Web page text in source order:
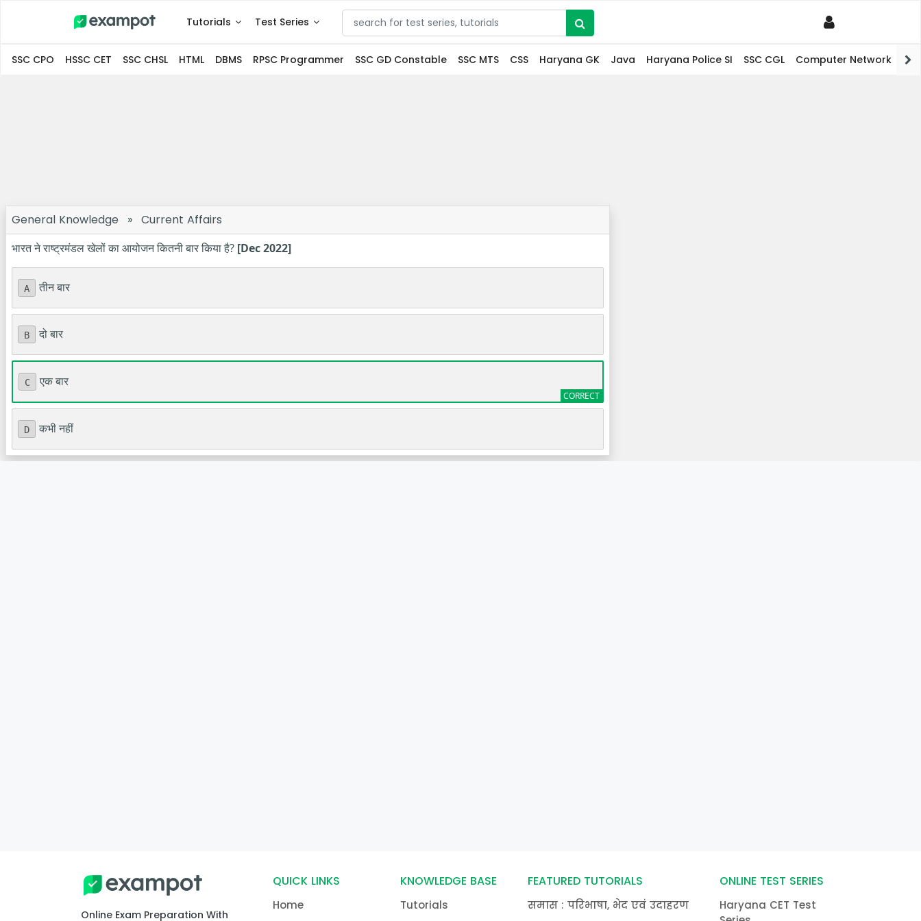
Tutorials Test Series
SSC CPO HSSC CET SSC CHSL HTML DBMS RPSC Programmer SSC GD Constable SSC MTS CSS Haryana GK Java Haryana Police SI SSC CGL Computer Network PHP
General Knowledge » Current Affairs
भारत ने राष्ट्रमंडल खेलों का आयोजन कितनी बार किया है? [Dec 2022]
A तीन बार
B दो बार
C एक बार
D कभी नहीं
Online Exam Preparation With
QUICK LINKS
Home
KNOWLEDGE BASE
Tutorials
FEATURED TUTORIALS
समास : परिभाषा, भेद एवं उदाहरण
ONLINE TEST SERIES
Haryana CET Test